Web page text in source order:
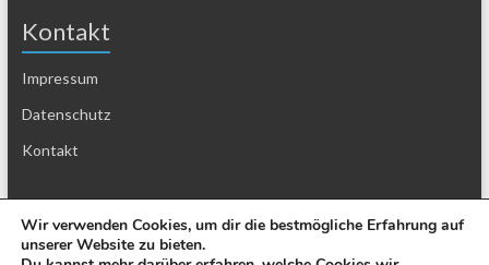
Kontakt
Impressum
Datenschutz
Kontakt
Wir verwenden Cookies, um dir die bestmögliche Erfahrung auf
unserer Website zu bieten.